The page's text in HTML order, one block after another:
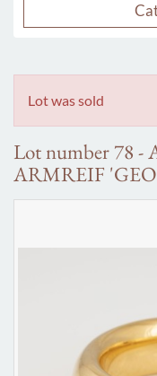
Lot was sold
Lot number 78 -
ARMREIF